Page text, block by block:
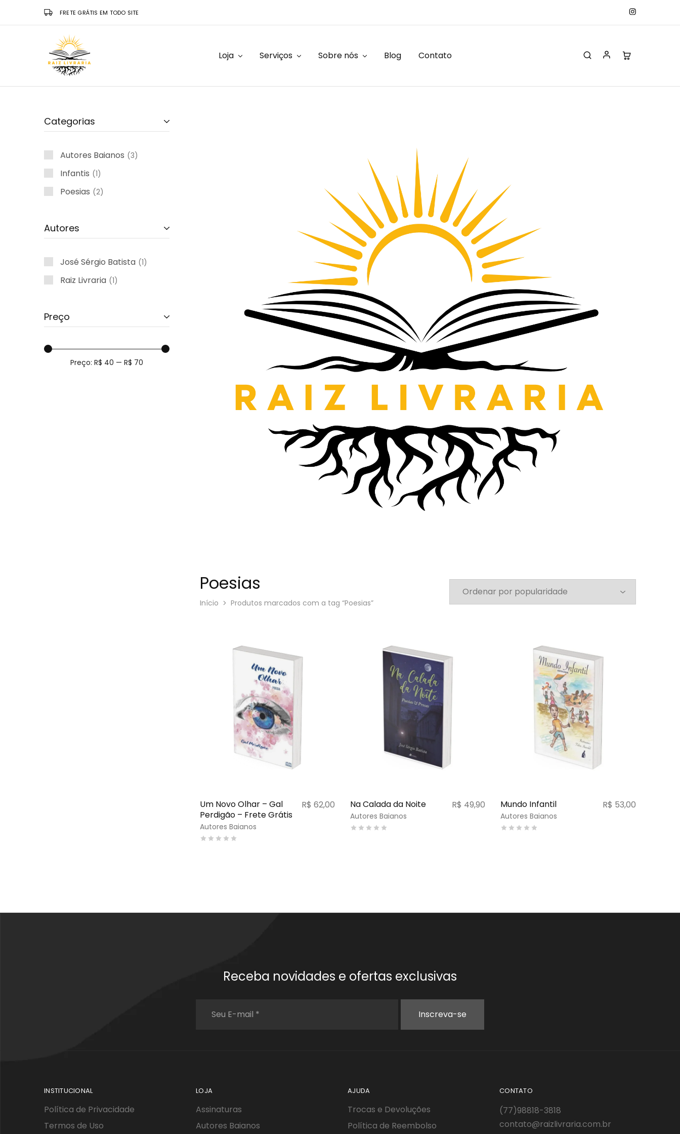
FRETE GRÁTIS EM TODO SITE
Raiz
Livraria
Loja Serviços Sobre nós Blog Contato
Poesias
Início Produtos marcados com a tag “Poesias”
Autores Baianos
Um Novo Olhar – Gal
Perdigão – Frete Grátis
R$ 62,00
Autores Baianos
Na Calada da Noite R$ 49,90
Autores Baianos
Mundo Infantil R$ 53,00
Categorias
Autores Baianos 3
Infantis 1
Poesias 2
Autores
José Sérgio Batista 1
Raiz Livraria 1
Preço
Preço: R$ 40 — R$ 70
Receba novidades e ofertas exclusivas
INSTITUCIONAL
Política de Privacidade
Termos de Uso
LOJA
Assinaturas
Autores Baianos
AJUDA
Trocas e Devoluções
Política de Reembolso
CONTATO
(77)98818-3818
contato@raizlivraria.com.br